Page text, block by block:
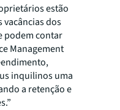
estão
dos
podem contar
Management
inquilinos uma
a retenção e